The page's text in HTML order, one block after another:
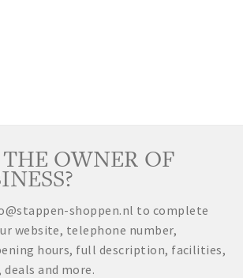
OWNER OF
shoppen.nl to complete
website, telephone number,
hours, full description, facilities,
and more.